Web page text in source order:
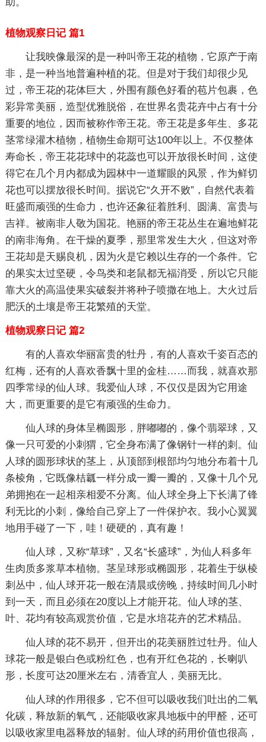
植物观察日记 篇1
让我映像最深的是一种叫帝王花的植物，它原产于南
非，是一种当地普遍种植的花。但是对于我们却很少见
过，帝王花的花体巨大，外围有颜色好看的苞片包裹，色
彩异常美丽，造型优雅脱俗，在世界名贵花卉中占有十分
重要的地位，因而被称作帝王花。帝王花是多年生、多花
茎常绿灌木植物，植物生命期可达100年以上。不仅整体
寿命长，帝王花花球中的花蕊也可以开放很长时间，这使
得它在几个月内都成为园林中一道耀眼的风景，作为鲜切
花也可以摆放很长时间。据说它“久开不败”，自然代表着
旺盛而顽强的生命力，也许还象征着胜利、圆满、富贵与
吉祥。被南非人敬为国花。艳丽的帝王花丛生在遍地鲜花
的南非海角。在干燥的夏季，那里常发生大火，但这对帝
王花却是天赐良机，因为火是它赖以生存的一个条件。它
的果实太过坚硬，令鸟类和老鼠都无福消受，所以它只能
靠大火的高温使果实破裂并将种子喷撒在地上。大火过后
肥沃的土壤是帝王花繁殖的天堂。
植物观察日记 篇2
有的人喜欢华丽富贵的牡丹，有的人喜欢千姿百态的
红梅，还有的人喜欢香飘十里的金桂……而我，就喜欢那
四季常绿的仙人球。我爱仙人球，不仅仅是因为它用途
大，而更重要的是它有顽强的生命力。
仙人球的身体呈椭圆形，胖嘟嘟的，像个翡翠球，又
像一只可爱的小刺猬，它全身布满了像钢针一样的刺。仙
人球的圆形球状的茎上，从顶部到根部均匀地分布着十几
条棱角，它既像桔瓤一样分成一瓣一瓣的，又像十几个兄
弟拥抱在一起相亲相爱不分离。仙人球全身上下长满了锋
利无比的小刺，像给自己穿上了一件保护衣。我小心翼翼
地用手碰了一下，哇！硬硬的，真有趣！
仙人球，又称“草球”，又名“长盛球”，为仙人科多年
生肉质多浆草本植物。茎呈球形或椭圆形，花着生于纵棱
刺丛中，仙人球开花一般在清晨或傍晚，持续时间几小时
到一天，而且必须在20度以上才能开花。仙人球的茎、
叶、花均有较高观赏价值，它是水培花卉的艺术精品。
仙人球的花不易开，但开出的花美丽胜过牡丹。仙人
球花一般是银白色或粉红色，也有开红色花的，长喇叭
形，长度可达20厘米左右，清香宜人，美丽无比。
仙人球的作用很多，它不但可以吸收我们吐出的二氧
化碳，释放新的氧气，还能吸收家具地板中的甲醛，还可
以吸收家里电器释放的辐射。仙人球的药用价值也很高，